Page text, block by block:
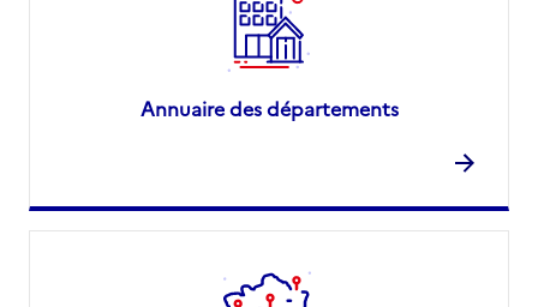
Annuaire des départements